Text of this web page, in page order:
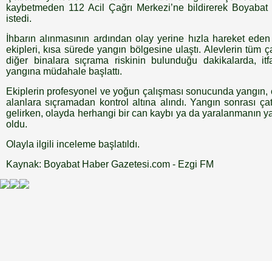
kaybetmeden 112 Acil Çağrı Merkezi’ne bildirerek
istedi.
İhbarın alınmasının ardından olay yerine hızla hareket
ekipleri, kısa sürede yangın bölgesine ulaştı. Alevlerin tüm
diğer binalara sıçrama riskinin bulunduğu dakikalarda,
yangına müdahale başlattı.
Ekiplerin profesyonel ve yoğun çalışması sonucunda
alanlara sıçramadan kontrol altına alındı. Yangın sonrası
gelirken, olayda herhangi bir can kaybı ya da yaralanmanın
oldu.
Olayla ilgili inceleme başlatıldı.
Kaynak: Boyabat Haber Gazetesi.com - Ezgi FM